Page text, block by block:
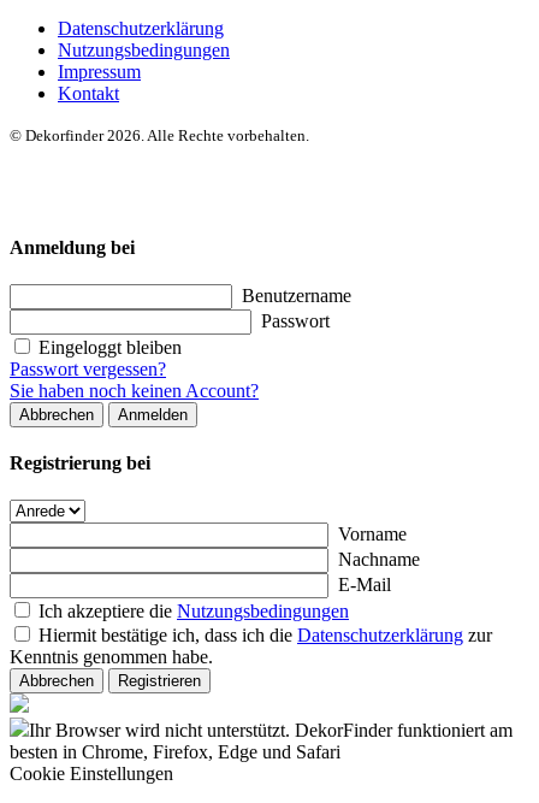
Datenschutzerklärung
Nutzungsbedingungen
Impressum
Kontakt
© Dekorfinder 2026. Alle Rechte vorbehalten.
Anmeldung bei
Benutzername
Passwort
Eingeloggt bleiben
Passwort vergessen?
Sie haben noch keinen Account?
Abbrechen Anmelden
Registrierung bei
Vorname
Nachname
E-Mail
Ich akzeptiere die Nutzungsbedingungen
Hiermit bestätige ich, dass ich die Datenschutzerklärung zur
Kenntnis genommen habe.
Abbrechen Registrieren
Ihr Browser wird nicht unterstützt. DekorFinder funktioniert am
besten in Chrome, Firefox, Edge und Safari
Cookie Einstellungen